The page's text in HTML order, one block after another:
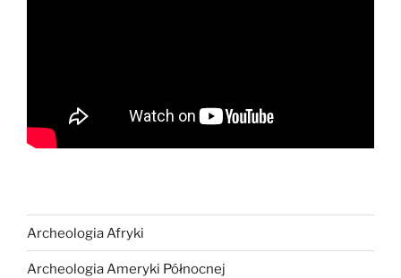
Archeologia Afryki
Archeologia Ameryki Północnej